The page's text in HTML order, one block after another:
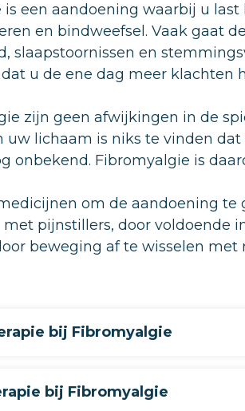
is een aandoening waarbij u
en bindweefsel. Vaak gaat
slaapstoornissen en
u de ene dag meer klachten
zijn geen afwijkingen in de
uw lichaam is niks te vinden
onbekend. Fibromyalgie is
om de aandoening te
pijnstillers, door voldoende
beweging af te wisselen met
bij Fibromyalgie
bij Fibromyalgie